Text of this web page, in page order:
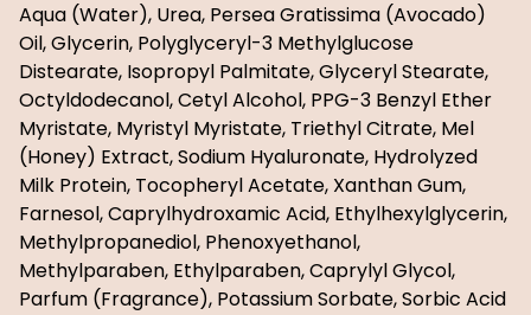
Aqua (Water), Urea, Persea Gratissima (Avocado)
Oil, Glycerin, Polyglyceryl-3 Methylglucose
Distearate, Isopropyl Palmitate, Glyceryl Stearate,
Octyldodecanol, Cetyl Alcohol, PPG-3 Benzyl Ether
Myristate, Myristyl Myristate, Triethyl Citrate, Mel
(Honey) Extract, Sodium Hyaluronate, Hydrolyzed
Milk Protein, Tocopheryl Acetate, Xanthan Gum,
Farnesol, Caprylhydroxamic Acid, Ethylhexylglycerin,
Methylpropanediol, Phenoxyethanol,
Methylparaben, Ethylparaben, Caprylyl Glycol,
Parfum (Fragrance), Potassium Sorbate, Sorbic Acid